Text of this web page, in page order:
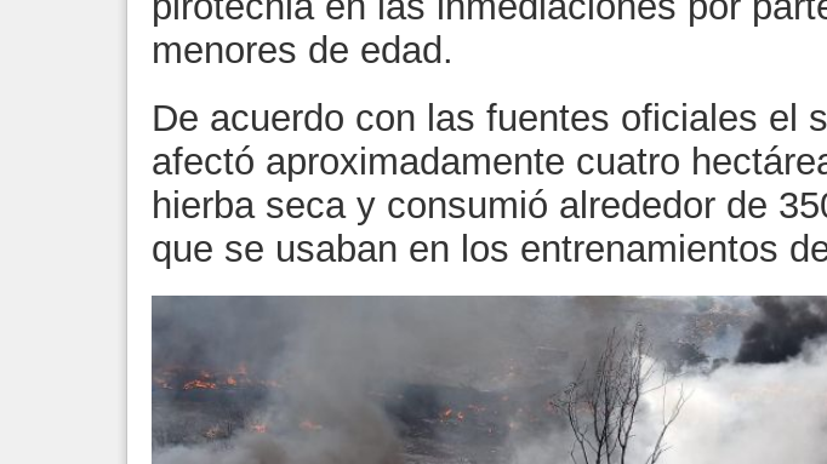
menores de edad.
De acuerdo con las fuentes oficiales el
afectó aproximadamente cuatro
hierba seca y consumió alrededor de
que se usaban en los entrenamientos